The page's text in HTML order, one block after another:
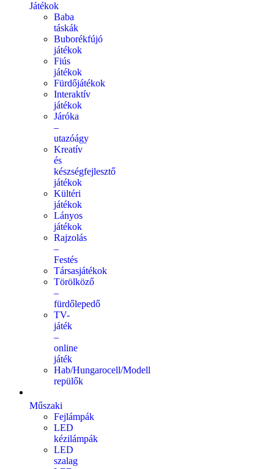
Játékok
Baba
táskák
Buborékfújó
játékok
Fiús
játékok
Fürdőjátékok
Interaktív
játékok
Járóka
–
utazóágy
Kreatív
és
készségfejlesztő
játékok
Kültéri
játékok
Lányos
játékok
Rajzolás
–
Festés
Társasjátékok
Törölköző
–
fürdőlepedő
TV-
játék
–
online
játék
Hab/Hungarocell/Modell
repülők
Műszaki
Fejlámpák
LED
kézilámpák
LED
szalag